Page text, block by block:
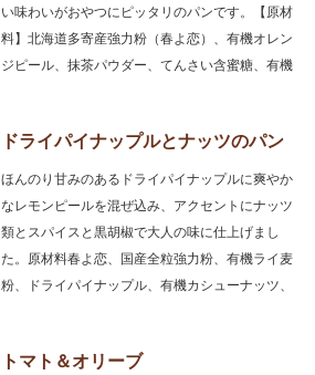
い味わいがおやつにピッタリのパンです。【原材
料】北海道多寄産強力粉（春よ恋）、有機オレン
ジピール、抹茶パウダー、てんさい含蜜糖、有機
ドライパイナップルとナッツのパン
ほんのり甘みのあるドライパイナップルに爽やか
なレモンピールを混ぜ込み、アクセントにナッツ
類とスパイスと黒胡椒で大人の味に仕上げまし
た。原材料春よ恋、国産全粒強力粉、有機ライ麦
粉、ドライパイナップル、有機カシューナッツ、
トマト＆オリーブ